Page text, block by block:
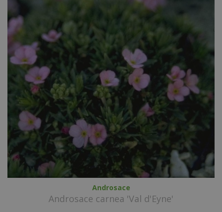
Androsace
Androsace carnea 'Val d'Eyne'